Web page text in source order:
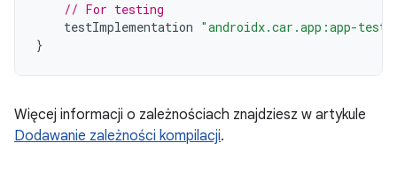
// For testing
testImplementation "androidx.car.app:app-
}
Więcej informacji o zależnościach znajdziesz w artykule
Dodawanie zależności kompilacji.